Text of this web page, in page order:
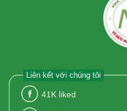
Liên kết với chúng tôi
41K liked